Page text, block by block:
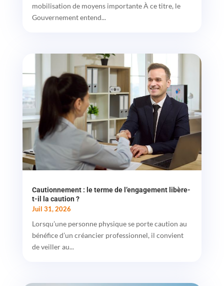
mobilisation de moyens importante À ce titre, le
Gouvernement entend...
Cautionnement : le terme de l’engagement libère-
t-il la caution ?
Juil 31, 2026
Lorsqu’une personne physique se porte caution au
bénéfice d’un créancier professionnel, il convient
de veiller au...